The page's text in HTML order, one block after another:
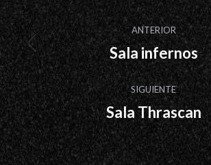
Navegación
entre
proyectos
ANTERIOR
Proyecto
anterior
Sala infernos
SIGUIENTE
Proyecto
siguiente
Sala Thrascan